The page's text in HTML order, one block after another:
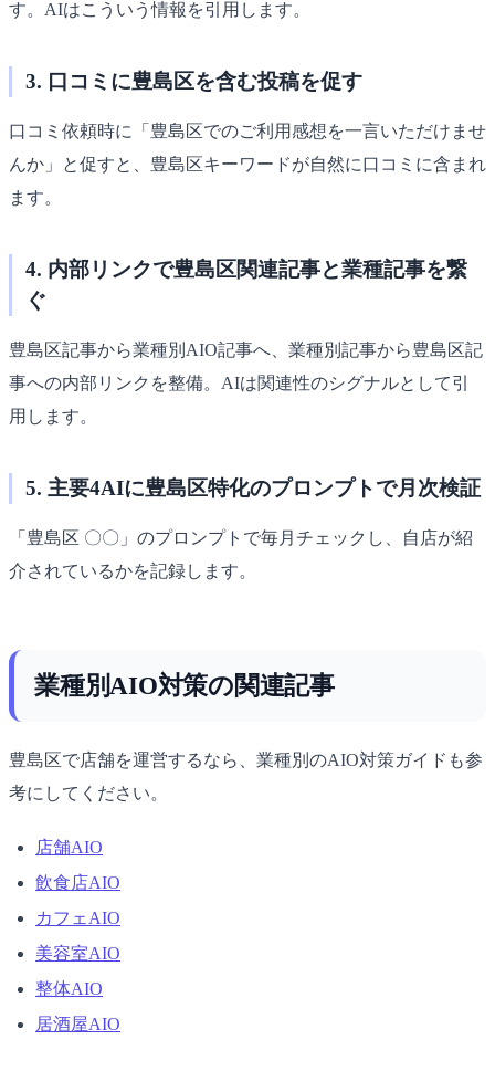
す。AIはこういう情報を引用します。
3. 口コミに豊島区を含む投稿を促す
口コミ依頼時に「豊島区でのご利用感想を一言いただけませ
んか」と促すと、豊島区キーワードが自然に口コミに含まれ
ます。
4. 内部リンクで豊島区関連記事と業種記事を繋
ぐ
豊島区記事から業種別AIO記事へ、業種別記事から豊島区記
事への内部リンクを整備。AIは関連性のシグナルとして引
用します。
5. 主要4AIに豊島区特化のプロンプトで月次検証
「豊島区 〇〇」のプロンプトで毎月チェックし、自店が紹
介されているかを記録します。
業種別AIO対策の関連記事
豊島区で店舗を運営するなら、業種別のAIO対策ガイドも参
考にしてください。
店舗AIO
飲食店AIO
カフェAIO
美容室AIO
整体AIO
居酒屋AIO